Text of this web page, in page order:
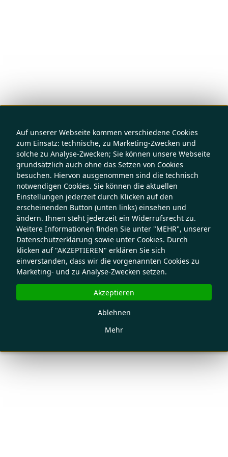
Auf unserer Webseite kommen verschiedene Cookies
zum Einsatz: technische, zu Marketing-Zwecken und
solche zu Analyse-Zwecken; Sie können unsere Webseite
grundsätzlich auch ohne das Setzen von Cookies
besuchen. Hiervon ausgenommen sind die technisch
notwendigen Cookies. Sie können die aktuellen
Einstellungen jederzeit durch Klicken auf den
erscheinenden Button (unten links) einsehen und
ändern. Ihnen steht jederzeit ein Widerrufsrecht zu.
Weitere Informationen finden Sie unter "MEHR", unserer
Datenschutzerklärung sowie unter Cookies. Durch
klicken auf "AKZEPTIEREN" erklären Sie sich
einverstanden, dass wir die vorgenannten Cookies zu
Marketing- und zu Analyse-Zwecken setzen.
Mehr
Ablehnen
Akzeptieren